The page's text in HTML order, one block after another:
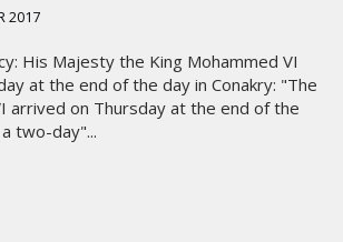
2017
His Majesty the King Mohammed VI
at the end of the day in Conakry: "The
arrived on Thursday at the end of the
two-day"...